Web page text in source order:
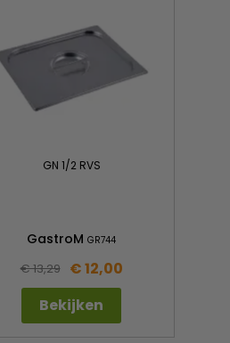
GN 1/2 RVS
GastroM GR744
€ 13,29
€ 12,00
Bekijken